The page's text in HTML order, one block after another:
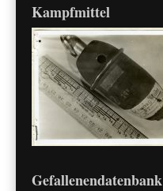
Kampfmittel
Gefallenendatenbank